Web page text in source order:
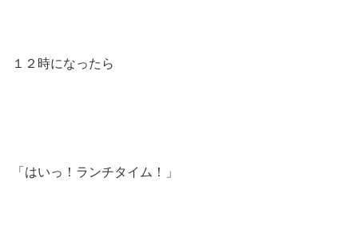
１２時になったら
「はいっ！ランチタイム！」